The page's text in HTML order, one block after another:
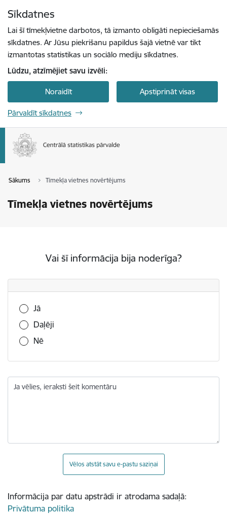
Sīkdatnes
Lai šī tīmekļvietne darbotos, tā izmanto obligāti nepieciešamās
sīkdatnes. Ar Jūsu piekrišanu papildus šajā vietnē var tikt
izmantotas statistikas un sociālo mediju sīkdatnes.
Lūdzu, atzīmējiet savu izvēli:
Noraidīt Apstiprināt visas
Pārvaldīt sīkdatnes
Sākums Tīmekļa vietnes novērtējums
Tīmekļa vietnes novērtējums
Vai šī informācija bija noderīga?
Vai šī informācija bija noderīga?
Jā
Daļēji
Nē
Ja vēlies, ieraksti šeit komentāru
Vēlos atstāt savu e-pastu saziņai
Informācija par datu apstrādi ir atrodama sadaļā:
Privātuma politika